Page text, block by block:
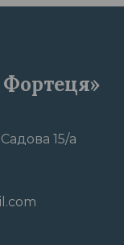
15/а